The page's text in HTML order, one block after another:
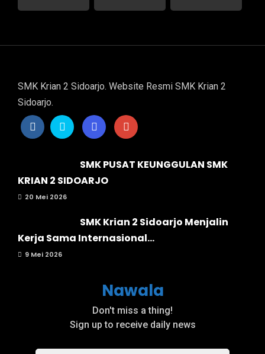
SMK Krian 2 Sidoarjo. Website Resmi SMK Krian 2
Sidoarjo.
SMK PUSAT KEUNGGULAN SMK
KRIAN 2 SIDOARJO
20 Mei 2026
SMK Krian 2 Sidoarjo Menjalin
Kerja Sama Internasional...
9 Mei 2026
Nawala
Don't miss a thing!
Sign up to receive daily news